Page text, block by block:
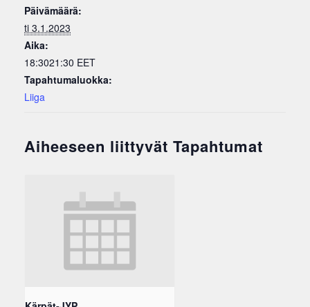
Päivämäärä:
ti 3.1.2023
Aika:
18:3021:30 EET
Tapahtumaluokka:
Liiga
Aiheeseen liittyvät Tapahtumat